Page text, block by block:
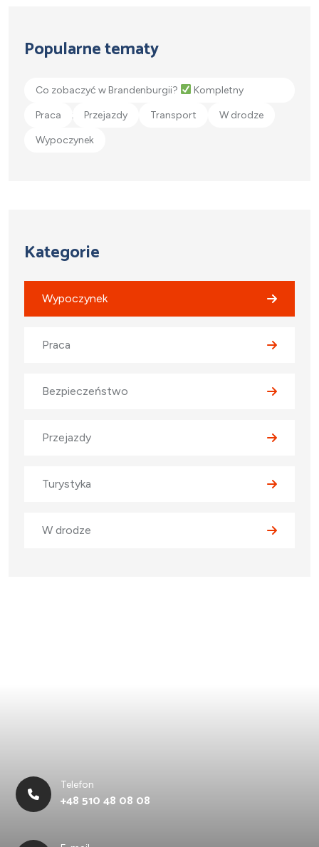
Popularne tematy
Co zobaczyć w Brandenburgii? Kompletny
przewodnik!
Praca Przejazdy Transport W drodze
Wypoczynek
Kategorie
Wypoczynek
Praca
Bezpieczeństwo
Przejazdy
Turystyka
W drodze
Telefon
+48 510 48 08 08